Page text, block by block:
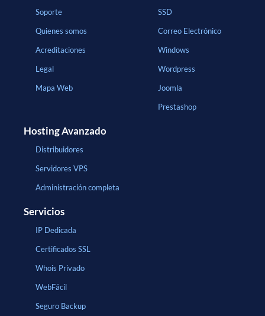
Soporte
Quienes somos
Acreditaciones
Legal
Mapa Web
SSD
Correo Electrónico
Windows
Wordpress
Joomla
Prestashop
Hosting Avanzado
Distribuidores
Servidores VPS
Administración completa
Servicios
IP Dedicada
Certificados SSL
Whois Privado
WebFácil
Seguro Backup